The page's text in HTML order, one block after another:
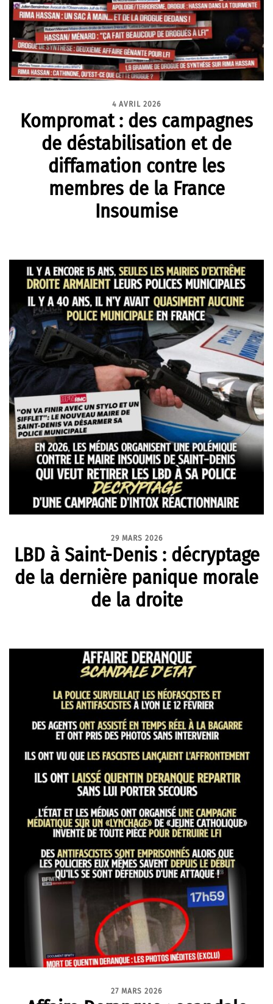
4 AVRIL 2026
Kompromat : des campagnes
de déstabilisation et de
diffamation contre les
membres de la France
Insoumise
29 MARS 2026
LBD à Saint-Denis : décryptage
de la dernière panique morale
de la droite
27 MARS 2026